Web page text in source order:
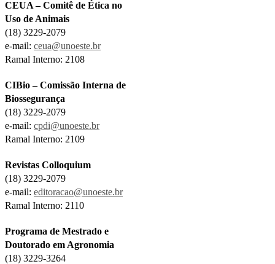
CEUA – Comitê de Ética no
Uso de Animais
(18) 3229-2079
e-mail: ceua@unoeste.br
Ramal Interno: 2108
CIBio – Comissão Interna de
Biossegurança
(18) 3229-2079
e-mail: cpdi@unoeste.br
Ramal Interno: 2109
Revistas Colloquium
(18) 3229-2079
e-mail: editoracao@unoeste.br
Ramal Interno: 2110
Programa de Mestrado e
Doutorado em Agronomia
(18) 3229-3264